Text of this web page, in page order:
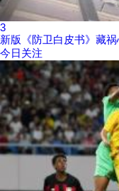
3
新版《防卫白皮书》藏祸
今日关注